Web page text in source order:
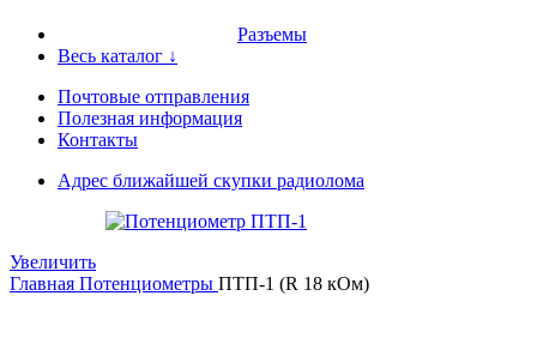
Разъемы
Весь каталог ↓
Почтовые отправления
Полезная информация
Контакты
Адрес ближайшей скупки радиолома
Увеличить
Главная Потенциометры ПТП-1 (R 18 кОм)